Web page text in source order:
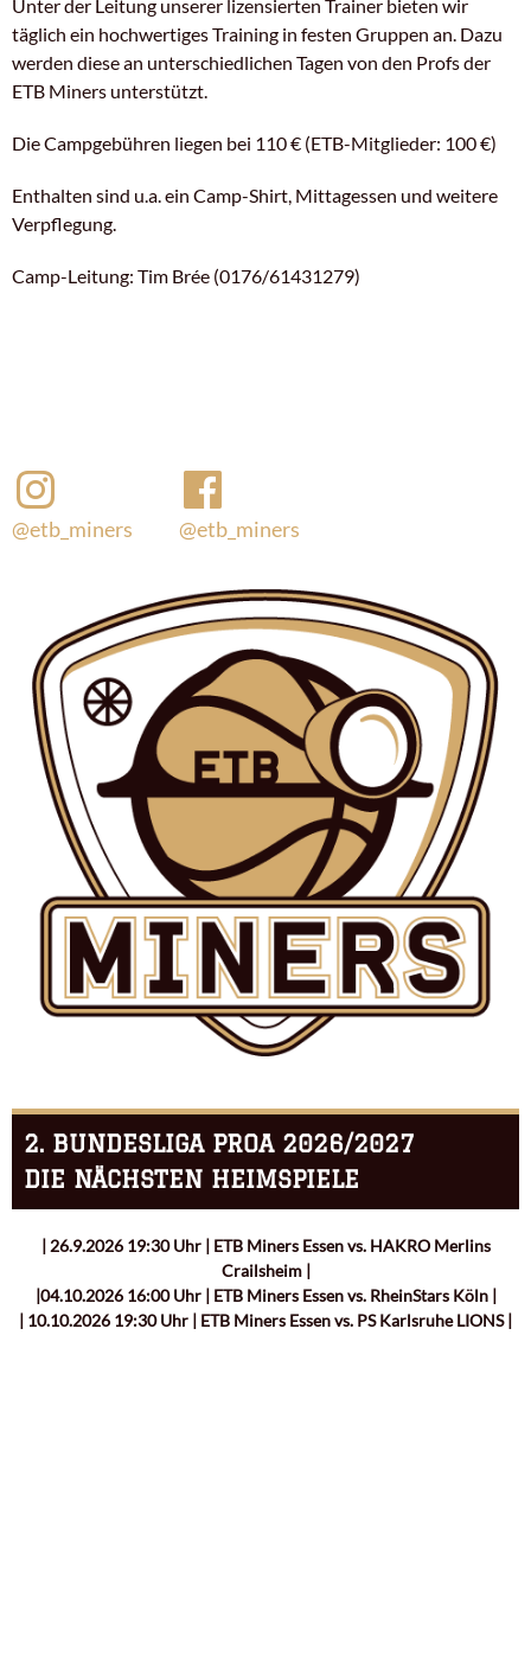
Unter der Leitung unserer lizensierten Trainer bieten wir
täglich ein hochwertiges Training in festen Gruppen an. Dazu
werden diese an unterschiedlichen Tagen von den Profs der
ETB Miners unterstützt.
Die Campgebühren liegen bei 110 € (ETB-Mitglieder: 100 €)
Enthalten sind u.a. ein Camp-Shirt, Mittagessen und weitere
Verpflegung.
Camp-Leitung: Tim Brée (0176/61431279)
@etb_miners @etb_miners
2. BUNDESLIGA PROA 2026/2027
DIE NÄCHSTEN HEIMSPIELE
| 26.9.2026 19:30 Uhr | ETB Miners Essen vs. HAKRO Merlins
Crailsheim |
|04.10.2026 16:00 Uhr | ETB Miners Essen vs. RheinStars Köln |
| 10.10.2026 19:30 Uhr | ETB Miners Essen vs. PS Karlsruhe LIONS |